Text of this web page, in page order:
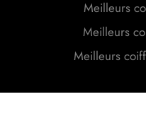
Meilleurs
Meilleurs